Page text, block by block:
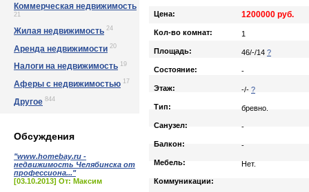
Коммерческая недвижимость
21
Жилая недвижимость 24
Аренда недвижимости 20
Налоги на недвижимость 19
Аферы с недвижимостью 17
Другое 844
Обсуждения
"www.homebay.ru -
недвижимость Челябинска от
профессиона..."
[03.10.2013] От: Максим
Цена: 1200000 руб.
Кол-во комнат: 1
Площадь: 46/-/14?
Состояние: -
Этаж: -/-?
Тип: бревно.
Санузел: -
Балкон: -
Мебель: Нет.
Коммуникации: